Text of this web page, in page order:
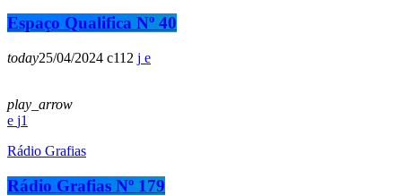
Espaço Qualifica Nº 40
today25/04/2024 112
play_arrow
1
Rádio Grafias
Rádio Grafias Nº 179